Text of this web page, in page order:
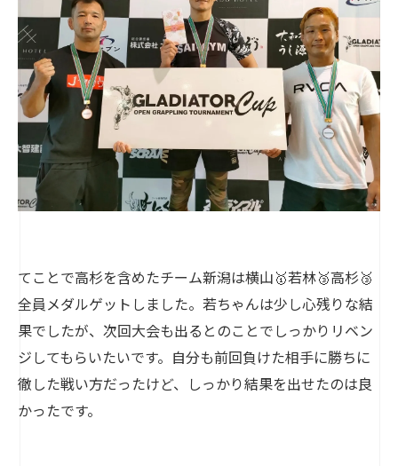
てことで高杉を含めたチーム新潟は横山🥇若林🥉高杉🥉
全員メダルゲットしました。若ちゃんは少し心残りな結
果でしたが、次回大会も出るとのことでしっかりリベン
ジしてもらいたいです。自分も前回負けた相手に勝ちに
徹した戦い方だったけど、しっかり結果を出せたのは良
かったです。